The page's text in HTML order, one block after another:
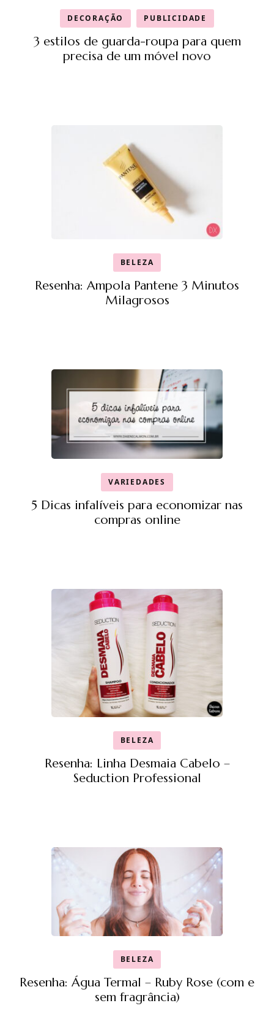
DECORAÇÃO PUBLICIDADE
3 estilos de guarda-roupa para quem
precisa de um móvel novo
BELEZA
Resenha: Ampola Pantene 3 Minutos
Milagrosos
VARIEDADES
5 Dicas infalíveis para economizar nas
compras online
BELEZA
Resenha: Linha Desmaia Cabelo –
Seduction Professional
BELEZA
Resenha: Água Termal – Ruby Rose (com e
sem fragrância)